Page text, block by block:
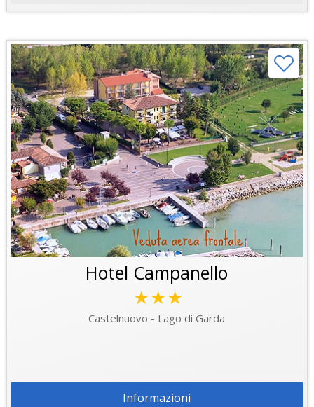
Hotel Campanello
★★★
Castelnuovo - Lago di Garda
Informazioni